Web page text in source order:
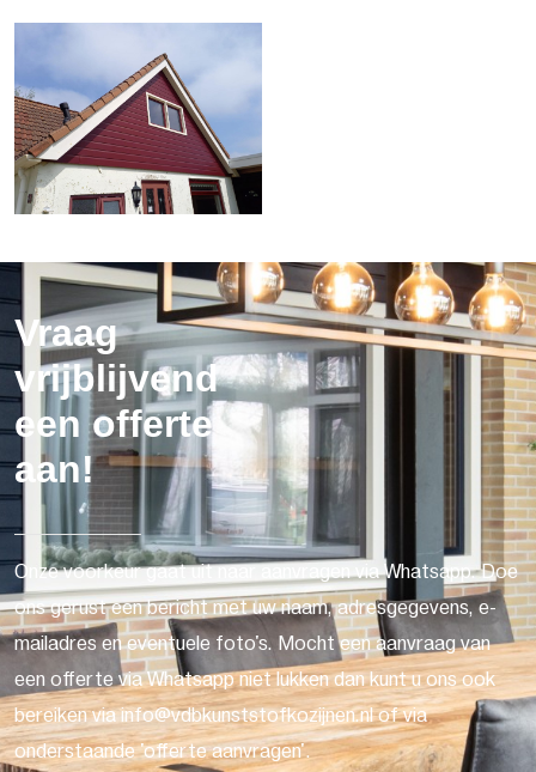
Vraag
vrijblijvend
een offerte
aan!
Onze voorkeur gaat uit naar aanvragen via Whatsapp. Doe
ons gerust een bericht met uw naam, adresgegevens, e-
mailadres en eventuele foto's. Mocht een aanvraag van
een offerte via Whatsapp niet lukken dan kunt u ons ook
bereiken via info@vdbkunststofkozijnen.nl of via
onderstaande 'offerte aanvragen'.